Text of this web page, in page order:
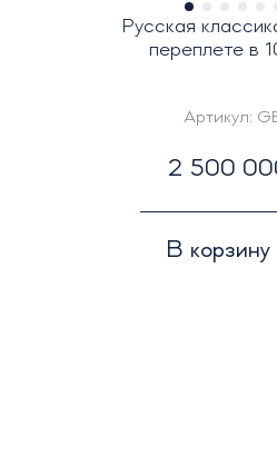
Русская
переплете в
Артикул:
2 500
В корзину